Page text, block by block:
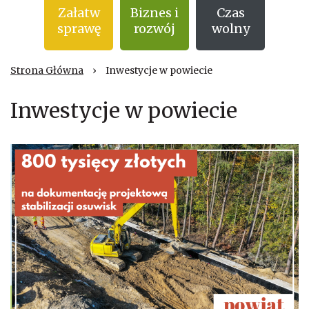
Załatw
sprawę
Biznes i
rozwój
Czas
wolny
Strona Główna › Inwestycje w powiecie
Inwestycje w powiecie